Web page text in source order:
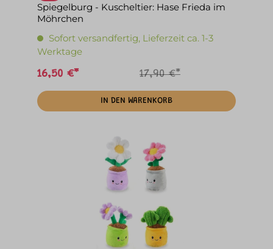
Spiegelburg - Kuscheltier: Hase Frieda im
Möhrchen
Sofort versandfertig, Lieferzeit ca. 1-3
Werktage
16,50 €* 17,90 €*
IN DEN WARENKORB